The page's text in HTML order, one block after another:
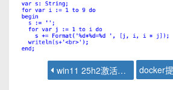
win11 25h2激活方式